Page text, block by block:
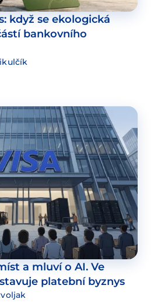
když se ekologická
bankovního
a mluví o AI. Ve
platební byznys